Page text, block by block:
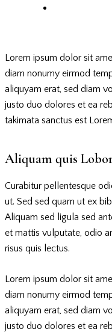
Lorem ipsum dolor sit
diam nonumy eirmod
aliquyam erat, sed diam
justo duo dolores et ea
takimata sanctus est
Aliquam quis
Curabitur pellentesque
ut. Sed sed quam ut ex
Aliquam sed ligula sed
et mattis vulputate, odio
risus quis lectus.
Lorem ipsum dolor sit
diam nonumy eirmod
aliquyam erat, sed diam
justo duo dolores et ea